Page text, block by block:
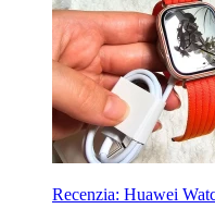
Recenzia: Huawei